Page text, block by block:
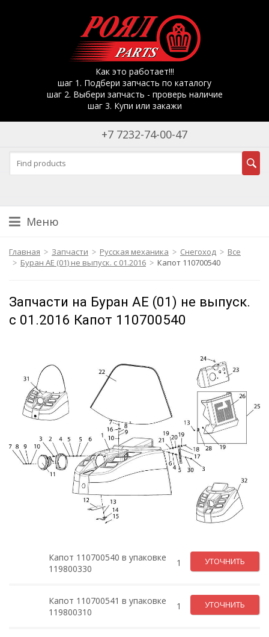
Как это работает!!!
шаг 1. Подбери запчасть по каталогу
шаг 2. Выбери запчасть - проверь наличие
шаг 3. Купи или закажи
+7 7232-74-00-47
Меню
Главная Запчасти Русская механика Снегоход
Все
Буран АЕ (01) не выпуск. с 01.2016
Капот 110700540
Запчасти на Буран АЕ (01) не выпуск.
с 01.2016 Капот 110700540
Капот 110700540 в упаковке
119800330
1 УТОЧНИТЬ
Капот 110700541 в упаковке
119800310
1 УТОЧНИТЬ